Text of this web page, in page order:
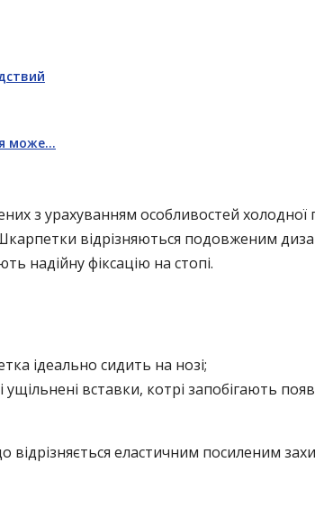
може…
з урахуванням особливостей
відрізняються подовженим
надійну фіксацію на стопі.
ідеально сидить на нозі;
вставки, котрі запобігають
еластичним посиленим